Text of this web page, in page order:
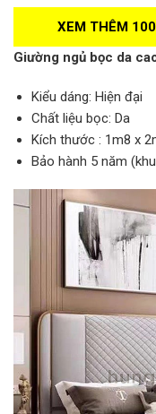
XEM THÊM
Giường ngủ bọc da
Kiểu dáng: Hiện đại
Chất liệu bọc: Da
Kích thước : 1m8 x
Bảo hành 5 năm